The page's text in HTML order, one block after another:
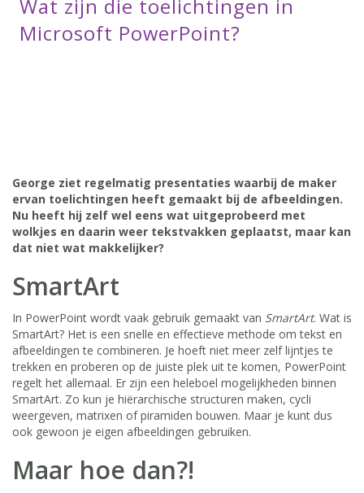
Wat zijn die toelichtingen in
Microsoft PowerPoint?
George ziet regelmatig presentaties waarbij de maker
ervan toelichtingen heeft gemaakt bij de afbeeldingen.
Nu heeft hij zelf wel eens wat uitgeprobeerd met
wolkjes en daarin weer tekstvakken geplaatst, maar kan
dat niet wat makkelijker?
SmartArt
In PowerPoint wordt vaak gebruik gemaakt van SmartArt. Wat is
SmartArt? Het is een snelle en effectieve methode om tekst en
afbeeldingen te combineren. Je hoeft niet meer zelf lijntjes te
trekken en proberen op de juiste plek uit te komen, PowerPoint
regelt het allemaal. Er zijn een heleboel mogelijkheden binnen
SmartArt. Zo kun je hiërarchische structuren maken, cycli
weergeven, matrixen of piramiden bouwen. Maar je kunt dus
ook gewoon je eigen afbeeldingen gebruiken.
Maar hoe dan?!